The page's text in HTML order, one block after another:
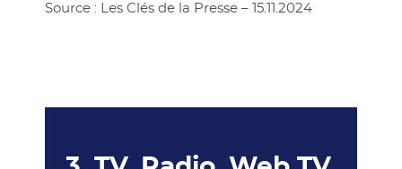
Source : Les Clés de la Presse – 15.11.2024